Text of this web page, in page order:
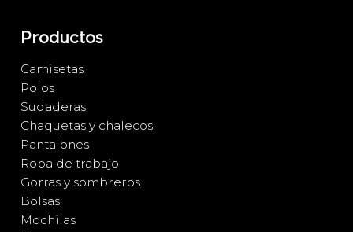
Productos
Camisetas
Polos
Sudaderas
Chaquetas y chalecos
Pantalones
Ropa de trabajo
Gorras y sombreros
Bolsas
Mochilas